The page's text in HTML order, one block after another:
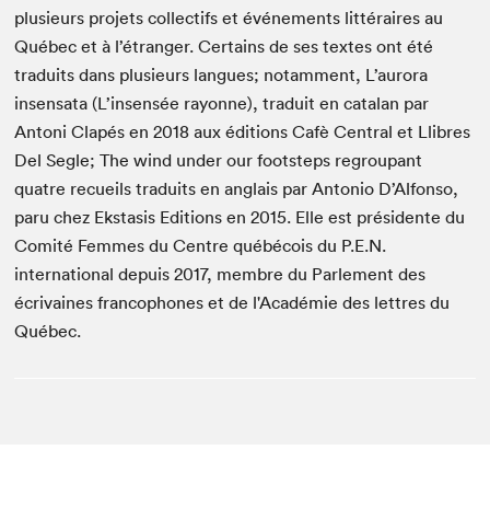
plusieurs projets collectifs et événements littéraires au
Québec et à l’étranger. Certains de ses textes ont été
traduits dans plusieurs langues; notamment, L’aurora
insensata (L’insensée rayonne), traduit en catalan par
Antoni Clapés en 2018 aux éditions Cafè Central et Llibres
Del Segle; The wind under our footsteps regroupant
quatre recueils traduits en anglais par Antonio D’Alfonso,
paru chez Ekstasis Editions en 2015. Elle est présidente du
Comité Femmes du Centre québécois du P.E.N.
international depuis 2017, membre du Parlement des
écrivaines francophones et de l'Académie des lettres du
Québec.